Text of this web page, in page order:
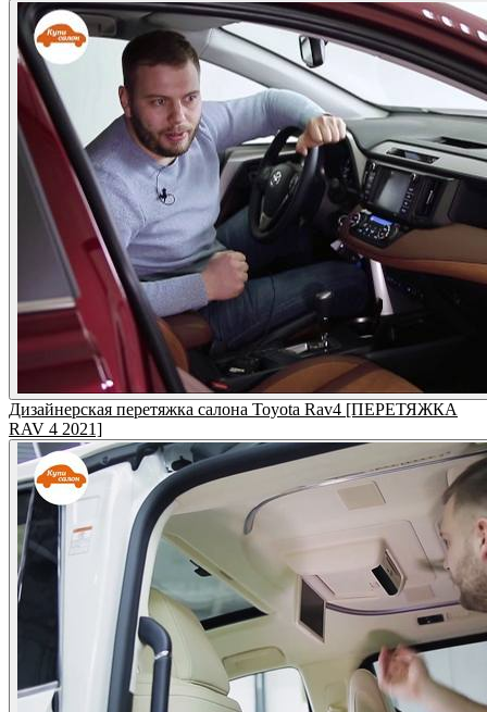
Дизайнерская перетяжка салона Toyota Rav4 [ПЕРЕТЯЖКА
RAV 4 2021]